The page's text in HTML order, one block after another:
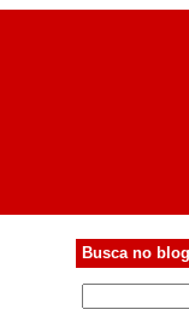
Busca no blog